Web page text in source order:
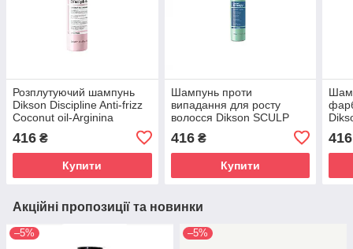
Розплутуючий шампунь
Dikson Discipline Anti-frizz
Coconut oil-Arginina
416 ₴
Купити
Шампунь проти
випадання для росту
волосся Dikson SCULP
ENERGY DiksoPrime 300
мл
416₴
Купити
мл
416
Акційні пропозиції та новинки
–5% –5%